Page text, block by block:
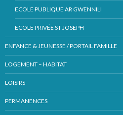
ECOLE PUBLIQUE AR GWENNILI
ECOLE PRIVÉE ST JOSEPH
ENFANCE & JEUNESSE / PORTAIL FAMILLE
LOGEMENT – HABITAT
LOISIRS
PERMANENCES